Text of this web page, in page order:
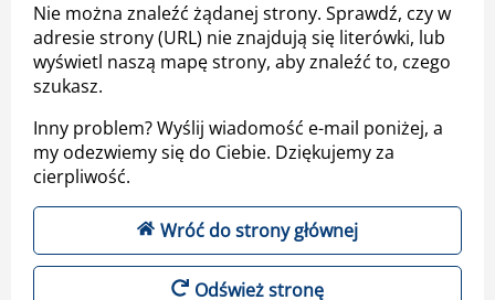
Nie można znaleźć żądanej strony. Sprawdź, czy w
adresie strony (URL) nie znajdują się literówki, lub
wyświetl naszą mapę strony, aby znaleźć to, czego
szukasz.
Inny problem? Wyślij wiadomość e-mail poniżej, a
my odezwiemy się do Ciebie. Dziękujemy za
cierpliwość.
Wróć do strony głównej
Odśwież stronę